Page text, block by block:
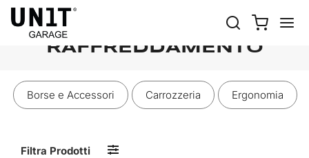
SOSPENSIONI E
RAFFREDDAMENTO
Borse e Accessori Carrozzeria Ergonomia
Filtra Prodotti